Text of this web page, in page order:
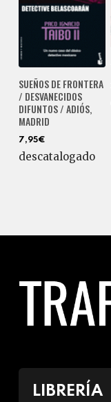
SUEÑOS DE FRONTERA
/ DESVANECIDOS
DIFUNTOS / ADIÓS,
MADRID
7,95€
descatalogado
LIBRERÍA